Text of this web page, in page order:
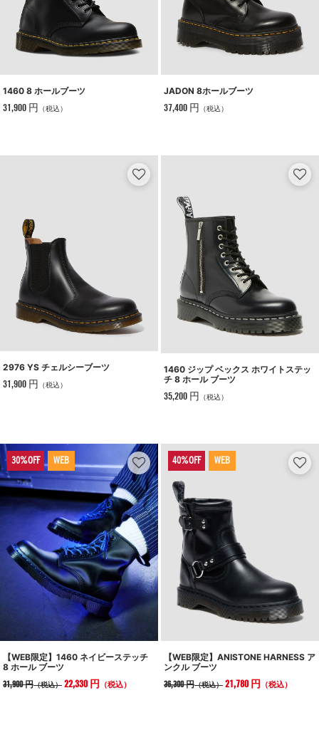
1460 8 ホールブーツ
31,900 円 （税込）
JADON 8ホールブーツ
37,400 円 （税込）
2976 YS チェルシーブーツ
31,900 円 （税込）
1460 ジップ ベックス ホワイトステッ
チ 8 ホール ブーツ
35,200 円 （税込）
WEB
【WEB限定】1460 ネイビーステッチ
8 ホール ブーツ
31,900 円（税込） 22,330 円 （税込）
WEB
【WEB限定】ANISTONE HARNESS ア
ンクル ブーツ
36,300 円（税込） 21,780 円 （税込）